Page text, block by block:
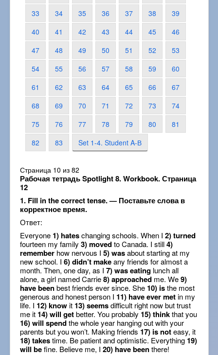
33
34 35 36 37 38
39
40
41 42 43 44 45
46
47
48 49 50 51 52
53
54
55 56 57 58 59
60
61
62 63 64 65 66
67
68
69 70 71 72 73
74
75
76 77 78 79 80
81
82
83 Set 1-4. Student A-В
Страница 10 из 82
Рабочая тетрадь Spotlight 8. Workbook. Страница
12
1. Fill in the correct tense. — Поставьте слова в
корректное время.
Ответ:
Everyone 1) hateschanging schools. When I 2) turned
fourteen my family 3) movedto Canada. I still4)
remember how nervous I 5) wasabout starting at my
new school. I 6) didn’t makeany friends for almost a
month. Then, one day, as I 7) was eating lunch all
alone, a girl named Carrie8) approached me. We9)
have beenbest friends ever since. She 10) isthe most
generous and honest person I 11) have ever metin my
life. I 12) knowit 13) seemsdifficult right now but trust
me it 14) will getbetter. You probably 15) thinkthat you
16) will spendthe whole year hanging out with your
parents but you won’t. Making friends 17) is noteasy, it
18) takestime. Be patient and optimistic. Everything 19)
will befine. Believe me, I 20) have beenthere!